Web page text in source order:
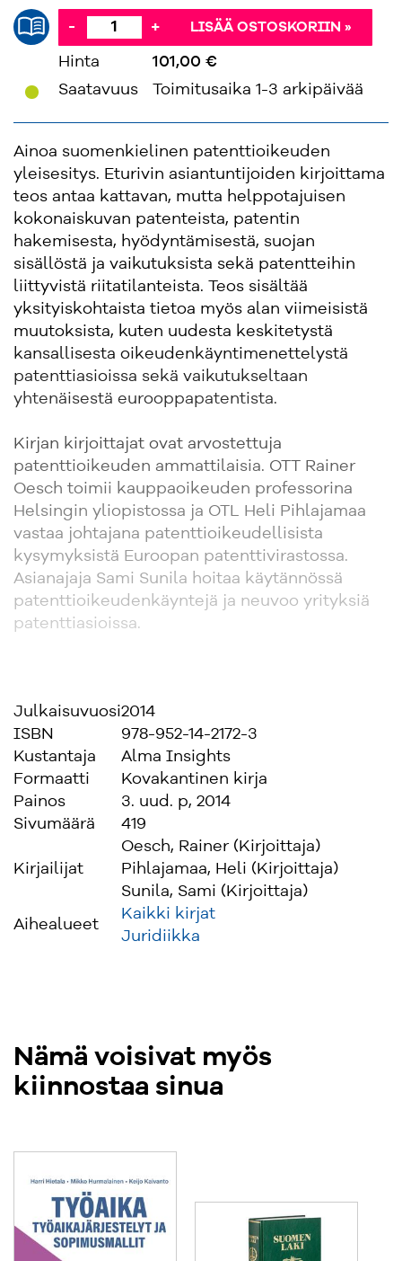
- + LISÄÄ OSTOSKORIIN »
Hinta
101,00 €
Saatavuus
Toimitusaika 1-3 arkipäivää
Ainoa suomenkielinen patenttioikeuden
yleisesitys. Eturivin asiantuntijoiden kirjoittama
teos antaa kattavan, mutta helppotajuisen
kokonaiskuvan patenteista, patentin
hakemisesta, hyödyntämisestä, suojan
sisällöstä ja vaikutuksista sekä patentteihin
liittyvistä riitatilanteista. Teos sisältää
yksityiskohtaista tietoa myös alan viimeisistä
muutoksista, kuten uudesta keskitetystä
kansallisesta oikeudenkäyntimenettelystä
patenttiasioissa sekä vaikutukseltaan
yhtenäisestä eurooppapatentista.
Kirjan kirjoittajat ovat arvostettuja
patenttioikeuden ammattilaisia. OTT Rainer
Oesch toimii kauppaoikeuden professorina
Helsingin yliopistossa ja OTL Heli Pihlajamaa
vastaa johtajana patenttioikeudellisista
kysymyksistä Euroopan patenttivirastossa.
Asianajaja Sami Sunila hoitaa käytännössä
patenttioikeudenkäyntejä ja neuvoo yrityksiä
patenttiasioissa.
Julkaisuvuosi2014
ISBN
978-952-14-2172-3
Kustantaja
Alma Insights
Formaatti
Kovakantinen kirja
Painos
3. uud. p, 2014
Sivumäärä
419
Kirjailijat
Oesch, Rainer (Kirjoittaja)
Pihlajamaa, Heli (Kirjoittaja)
Sunila, Sami (Kirjoittaja)
Aihealueet
Kaikki kirjat
Juridiikka
Nämä voisivat myös
kiinnostaa sinua